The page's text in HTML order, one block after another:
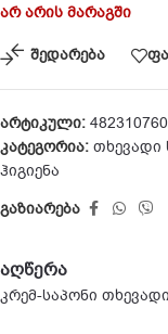
არ არის მარაგში
შედარება
არტიკული:
კატეგორია: თხევადი
ჰიგიენა
გაზიარება
აღწერა
კრემ-საპონი